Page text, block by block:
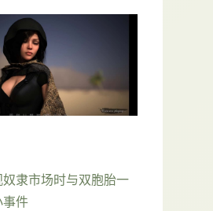
隶市场时与双胞胎一
件